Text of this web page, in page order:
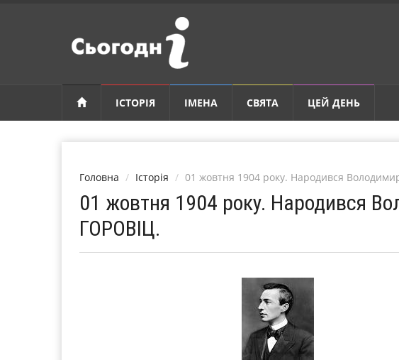
ІСТОРІЯ ІМЕНА СВЯТА ЦЕЙ ДЕНЬ
Головна Історія 01 жовтня 1904 року. Народився
01 жовтня 1904 року. Народився
ГОРОВІЦ.